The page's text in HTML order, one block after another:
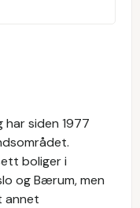
har siden 1977
boliger i
og Bærum, men
annet